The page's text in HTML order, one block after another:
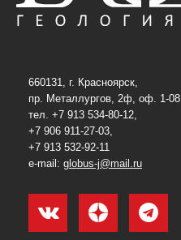
660131, г. Красноярск,
пр. Металлургов, 2ф, оф. 1-08
тел. +7 913 534-80-12,
+7 906 911-27-03,
+7 913 532-92-11
e-mail: globus-j@mail.ru